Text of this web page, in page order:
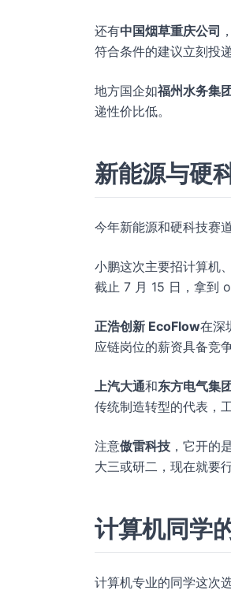
还有中国烟草重庆公司
符合条件的建议立刻投
地方国企如福州水务集团
递性价比低。
新能源与硬
今年新能源和硬科技赛
小鹏这次主要招计算机
截止 7 月 15 日，拿到
正浩创新 EcoFlow在深
应链岗位的薪资具备竞
上汽大通和东方电气集团
传统制造转型的代表，
注意傲雷科技 ，它开的
大三或研二，现在就要
计算机同学
计算机专业的同学这次